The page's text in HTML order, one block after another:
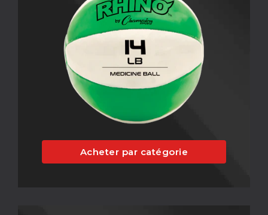
Acheter par catégorie